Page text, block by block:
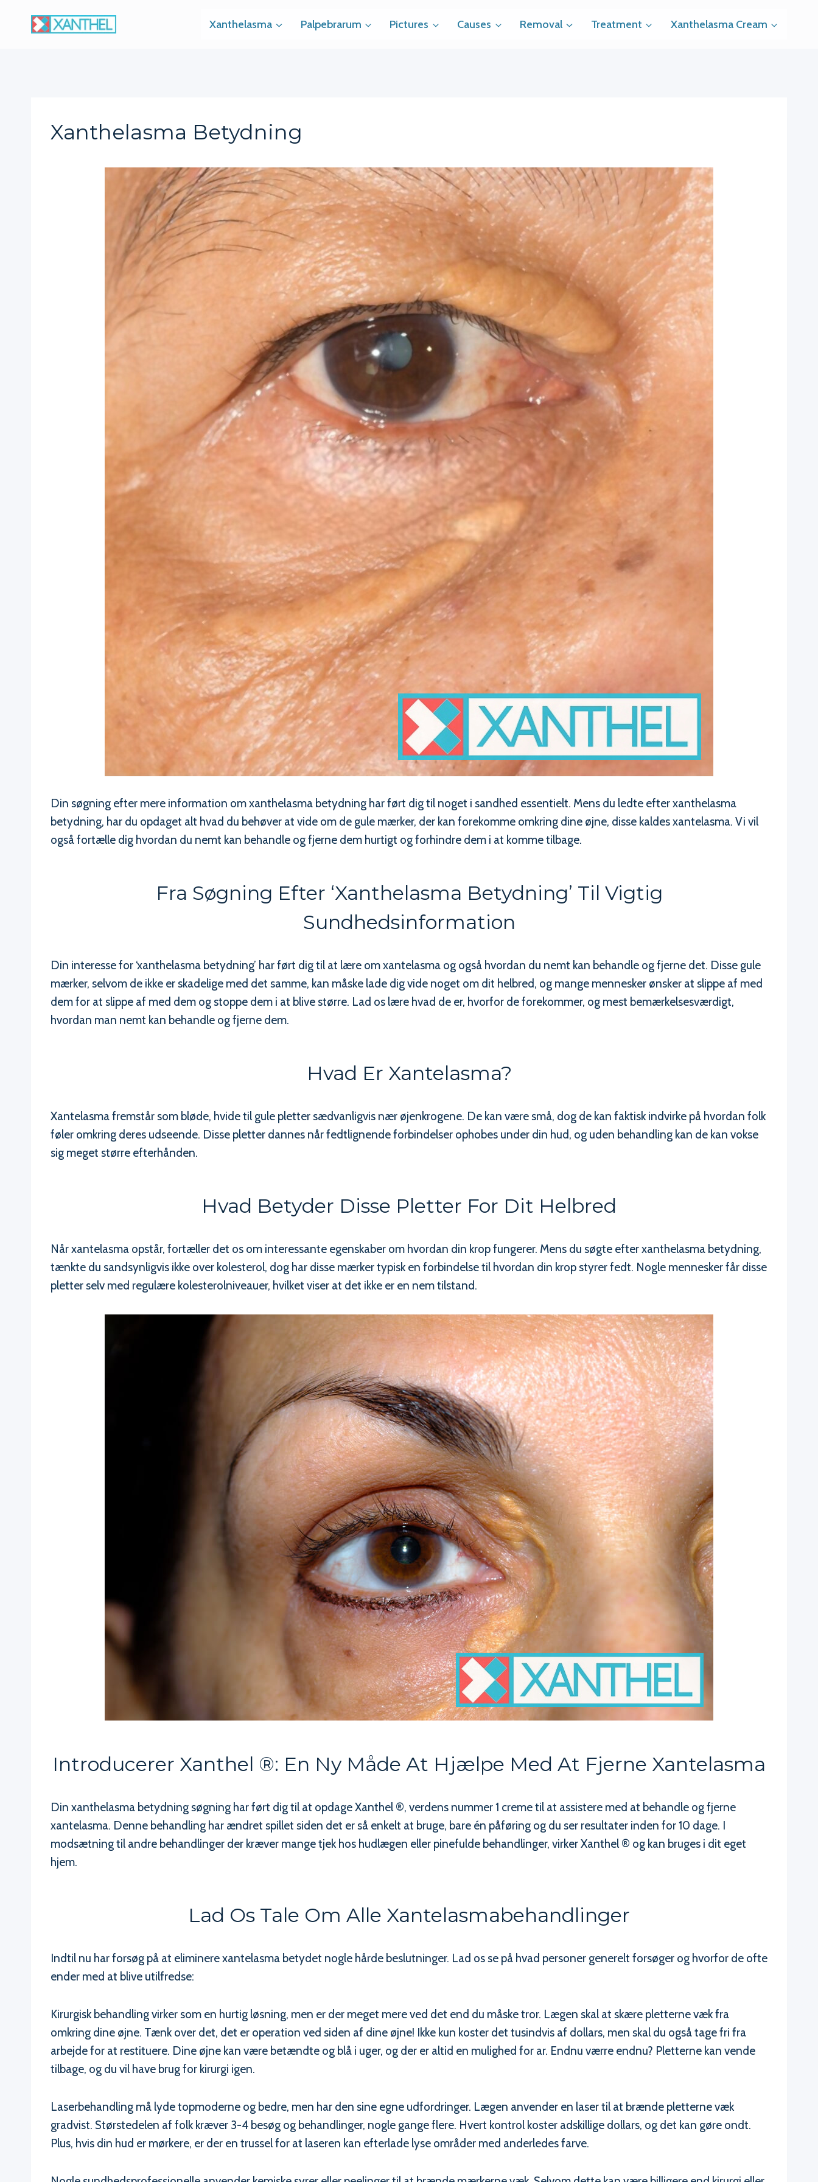
Xanthelasma Palpebrarum Pictures Causes Removal Treatment Xanthelasma Cream
Xanthelasma Betydning
Din søgning efter mere information om xanthelasma betydning har ført dig til noget i sandhed essentielt. Mens du ledte efter xanthelasma
betydning, har du opdaget alt hvad du behøver at vide om de gule mærker, der kan forekomme omkring dine øjne, disse kaldes xantelasma. Vi vil
også fortælle dig hvordan du nemt kan behandle og fjerne dem hurtigt og forhindre dem i at komme tilbage.
Fra Søgning Efter ‘xanthelasma Betydning’ Til Vigtig
Sundhedsinformation
Din interesse for ‘xanthelasma betydning’ har ført dig til at lære om xantelasma og også hvordan du nemt kan behandle og fjerne det. Disse gule
mærker, selvom de ikke er skadelige med det samme, kan måske lade dig vide noget om dit helbred, og mange mennesker ønsker at slippe af med
dem for at slippe af med dem og stoppe dem i at blive større. Lad os lære hvad de er, hvorfor de forekommer, og mest bemærkelsesværdigt,
hvordan man nemt kan behandle og fjerne dem.
Hvad Er Xantelasma?
Xantelasma fremstår som bløde, hvide til gule pletter sædvanligvis nær øjenkrogene. De kan være små, dog de kan faktisk indvirke på hvordan folk
føler omkring deres udseende. Disse pletter dannes når fedtlignende forbindelser ophobes under din hud, og uden behandling kan de kan vokse
sig meget større efterhånden.
Hvad Betyder Disse Pletter For Dit Helbred
Når xantelasma opstår, fortæller det os om interessante egenskaber om hvordan din krop fungerer. Mens du søgte efter xanthelasma betydning,
tænkte du sandsynligvis ikke over kolesterol, dog har disse mærker typisk en forbindelse til hvordan din krop styrer fedt. Nogle mennesker får disse
pletter selv med regulære kolesterolniveauer, hvilket viser at det ikke er en nem tilstand.
Introducerer Xanthel ®: En Ny Måde At Hjælpe Med At Fjerne Xantelasma
Din xanthelasma betydning søgning har ført dig til at opdage Xanthel ®, verdens nummer 1 creme til at assistere med at behandle og fjerne
xantelasma. Denne behandling har ændret spillet siden det er så enkelt at bruge, bare én påføring og du ser resultater inden for 10 dage. I
modsætning til andre behandlinger der kræver mange tjek hos hudlægen eller pinefulde behandlinger, virker Xanthel ® og kan bruges i dit eget
hjem.
Lad Os Tale Om Alle Xantelasmabehandlinger
Indtil nu har forsøg på at eliminere xantelasma betydet nogle hårde beslutninger. Lad os se på hvad personer generelt forsøger og hvorfor de ofte
ender med at blive utilfredse:
Kirurgisk behandling virker som en hurtig løsning, men er der meget mere ved det end du måske tror. Lægen skal at skære pletterne væk fra
omkring dine øjne. Tænk over det, det er operation ved siden af dine øjne! Ikke kun koster det tusindvis af dollars, men skal du også tage fri fra
arbejde for at restituere. Dine øjne kan være betændte og blå i uger, og der er altid en mulighed for ar. Endnu værre endnu? Pletterne kan vende
tilbage, og du vil have brug for kirurgi igen.
Laserbehandling må lyde topmoderne og bedre, men har den sine egne udfordringer. Lægen anvender en laser til at brænde pletterne væk
gradvist. Størstedelen af folk kræver 3-4 besøg og behandlinger, nogle gange flere. Hvert kontrol koster adskillige dollars, og det kan gøre ondt.
Plus, hvis din hud er mørkere, er der en trussel for at laseren kan efterlade lyse områder med anderledes farve.